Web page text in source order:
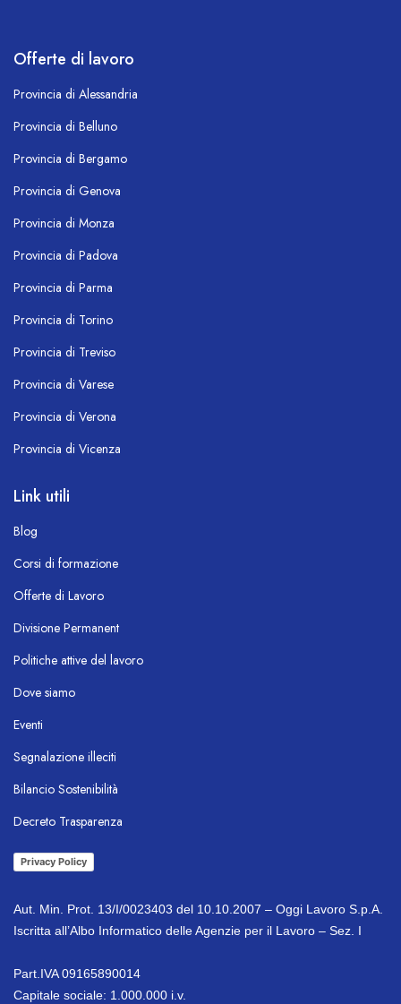
Offerte di lavoro
Provincia di Alessandria
Provincia di Belluno
Provincia di Bergamo
Provincia di Genova
Provincia di Monza
Provincia di Padova
Provincia di Parma
Provincia di Torino
Provincia di Treviso
Provincia di Varese
Provincia di Verona
Provincia di Vicenza
Link utili
Blog
Corsi di formazione
Offerte di Lavoro
Divisione Permanent
Politiche attive del lavoro
Dove siamo
Eventi
Segnalazione illeciti
Bilancio Sostenibilità
Decreto Trasparenza
Privacy Policy
Aut. Min. Prot. 13/I/0023403 del 10.10.2007 – Oggi Lavoro S.p.A.
Iscritta all’Albo Informatico delle Agenzie per il Lavoro – Sez. I
Part.IVA 09165890014
Capitale sociale: 1.000.000 i.v.